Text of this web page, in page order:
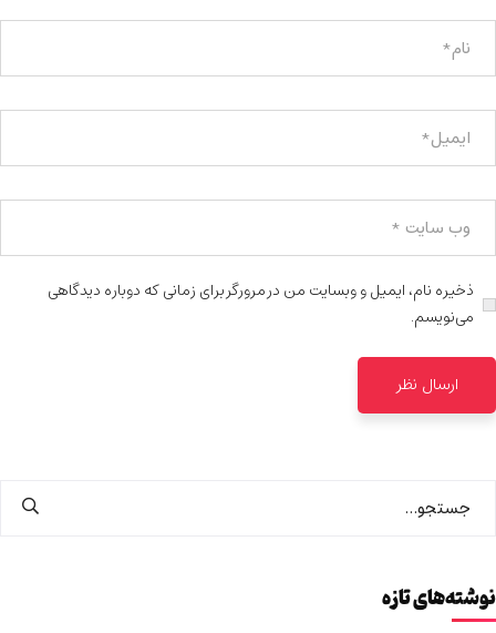
ذخیره نام، ایمیل و وبسایت من در مرورگر برای زمانی که دوباره دیدگاهی
می‌نویسم.
نوشته‌های تازه